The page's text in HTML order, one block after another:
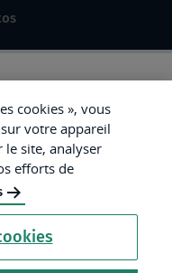
cookies », vous
votre appareil
site, analyser
efforts de